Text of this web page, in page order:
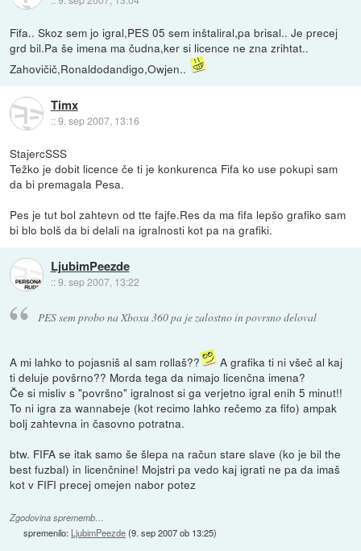
Fifa.. Skoz sem jo igral,PES 05 sem inštaliral,pa brisal.. Je precej
grd bil.Pa še imena ma čudna,ker si licence ne zna zrihtat..
Zahovičič,Ronaldodandigo,Owjen..
Timx
::9. sep 2007, 13:16
StajercSSS
Težko je dobit licence če ti je konkurenca Fifa ko use pokupi sam
da bi premagala Pesa.
Pes je tut bol zahtevn od tte fajfe.Res da ma fifa lepšo grafiko sam
bi blo bolš da bi delali na igralnosti kot pa na grafiki.
LjubimPeezde
::9. sep 2007, 13:22
PES sem probo na Xboxu 360 pa je zalostno in povrsno deloval
A mi lahko to pojasniš al sam rollaš??
A grafika ti ni všeč al kaj
ti deluje povšrno?? Morda tega da nimajo licenčna imena?
Če si misliv s "površno" igralnost si ga verjetno igral enih 5 minut!!
To ni igra za wannabeje (kot recimo lahko rečemo za fifo) ampak
bolj zahtevna in časovno potratna.
btw. FIFA se itak samo še šlepa na račun stare slave (ko je bil the
best fuzbal) in licenčnine! Mojstri pa vedo kaj igrati ne pa da imaš
kot v FIFI precej omejen nabor potez
Zgodovina sprememb…
spremenilo: LjubimPeezde(9. sep 2007 ob 13:25)